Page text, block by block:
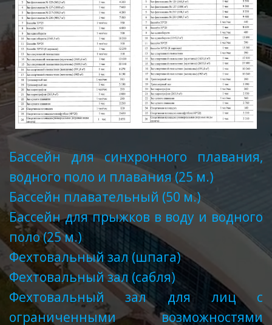
Бассейн для синхронного плавания,
водного поло и плавания (25 м.)
Бассейн плавательный (50 м.)
Бассейн для прыжков в воду и водного
поло (25 м.)
Фехтовальный зал (шпага)
Фехтовальный зал (сабля)
Фехтовальный зал для лиц с
ограниченными возможностями